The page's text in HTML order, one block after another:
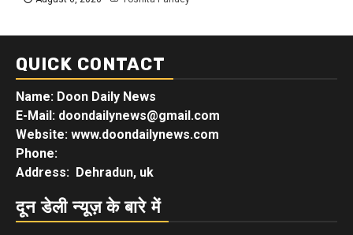
QUICK CONTACT
Name: Doon Daily News
E-Mail: doondailynews@gmail.com
Website: www.doondailynews.com
Phone:
Address: Dehradun, uk
दून डेली न्यूज़ के बारे में